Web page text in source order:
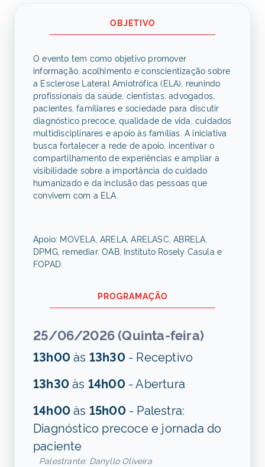
OBJETIVO
O evento tem como objetivo promover
informação, acolhimento e conscientização sobre
a Esclerose Lateral Amiotrófica (ELA), reunindo
profissionais da saúde, cientistas, advogados,
pacientes, familiares e sociedade para discutir
diagnóstico precoce, qualidade de vida, cuidados
multidisciplinares e apoio às famílias. A iniciativa
busca fortalecer a rede de apoio, incentivar o
compartilhamento de experiências e ampliar a
visibilidade sobre a importância do cuidado
humanizado e da inclusão das pessoas que
convivem com a ELA.
Apoio: MOVELA, ARELA, ARELASC, ABRELA,
DPMG, remediar, OAB, Instituto Rosely Casula e
FOPAD.
PROGRAMAÇÃO
25/06/2026 (Quinta-feira)
13h00às 13h30- Receptivo
13h30às 14h00- Abertura
14h00às 15h00- Palestra:
Diagnóstico precoce e jornada do
paciente
Palestrante: Danyllo Oliveira